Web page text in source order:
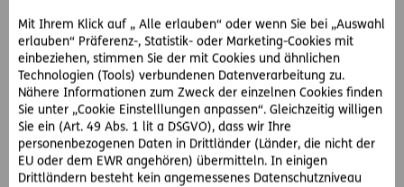
Mit Ihrem Klick auf „ Alle erlauben“ oder wenn Sie bei „Auswahl
erlauben“ Präferenz-, Statistik- oder Marketing-Cookies mit
einbeziehen, stimmen Sie der mit Cookies und ähnlichen
Technologien (Tools) verbundenen Datenverarbeitung zu.
Nähere Informationen zum Zweck der einzelnen Cookies finden
Sie unter „Cookie Einstelllungen anpassen“. Gleichzeitig willigen
Sie ein (Art. 49 Abs. 1 lit a DSGVO), dass wir Ihre
personenbezogenen Daten in Drittländer (Länder, die nicht der
EU oder dem EWR angehören) übermitteln. In einigen
Drittländern besteht kein angemessenes Datenschutzniveau
Aber Frau B. hat neben unnötigen Schmerzen einen
Verdienstentgang von mehreren zehntausend Euro zu
beklagen. Wäre sie durch die Ärzte richtig aufgeklärt und
sofort ein zweites Mal operiert worden, hätte sie sich die
monatelange Reha erspart. Ihr Verlust wäre deutlich
geringer gewesen.
Die D.A.S. stellt Frau B. einen spezialisierten D.A.S.
Partneranwalt zur Seite, der sie vor Gericht vertritt. Da